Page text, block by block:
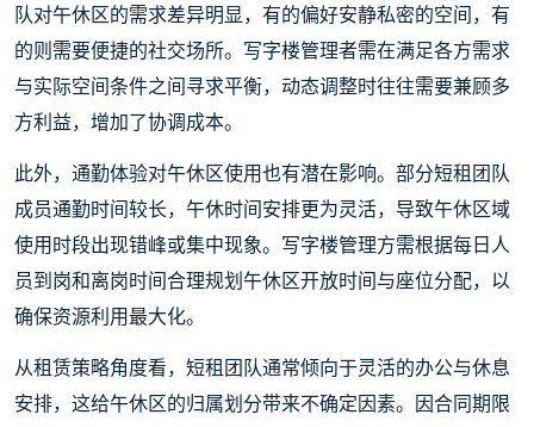
队对午休区的需求差异明显，有的偏好安静私密的空间，有
的则需要便捷的社交场所。写字楼管理者需在满足各方需求
与实际空间条件之间寻求平衡，动态调整时往往需要兼顾多
方利益，增加了协调成本。
此外，通勤体验对午休区使用也有潜在影响。部分短租团队
成员通勤时间较长，午休时间安排更为灵活，导致午休区域
使用时段出现错峰或集中现象。写字楼管理方需根据每日人
员到岗和离岗时间合理规划午休区开放时间与座位分配，以
确保资源利用最大化。
从租赁策略角度看，短租团队通常倾向于灵活的办公与休息
安排，这给午休区的归属划分带来不确定因素。因合同期限